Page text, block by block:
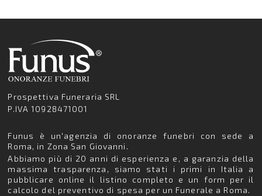
Prospettiva Funeraria SRL
P.IVA 10928471001
Funus è un'agenzia di onoranze funebri con sede a
Roma, in Zona San Giovanni.
Abbiamo più di 20 anni di esperienza e, a garanzia della
massima trasparenza, siamo stati i primi in Italia a
pubblicare online il listino completo e un form per il
calcolo del preventivo di spesa per un Funerale a Roma.